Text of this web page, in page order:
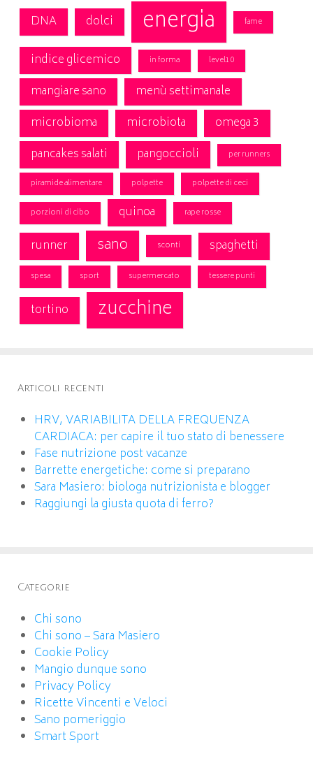
DNA dolci energia fame
indice glicemico in forma level10
mangiare sano
menù settimanale
microbioma
microbiota
omega 3
pancakes salati
pangoccioli per runners
piramide alimentare polpette polpette di ceci
porzioni di cibo quinoa rape rosse
runner sano sconti spaghetti
spesa sport supermercato tessere punti
tortino zucchine
Articoli recenti
HRV, VARIABILITA DELLA FREQUENZA
CARDIACA: per capire il tuo stato di benessere
Fase nutrizione post vacanze
Barrette energetiche: come si preparano
Sara Masiero: biologa nutrizionista e blogger
Raggiungi la giusta quota di ferro?
Categorie
Chi sono
Chi sono – Sara Masiero
Cookie Policy
Mangio dunque sono
Privacy Policy
Ricette Vincenti e Veloci
Sano pomeriggio
Smart Sport